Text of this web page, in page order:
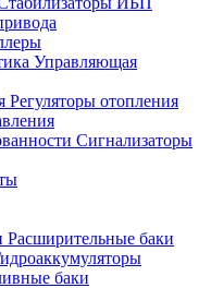
Управляющая
Регуляторы отопления
Сигнализаторы
Расширительные баки
баки